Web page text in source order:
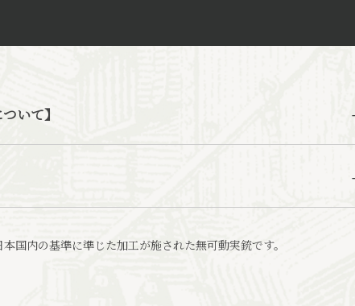
いて】
国内の基準に準じた加工が施された無可動実銃です。